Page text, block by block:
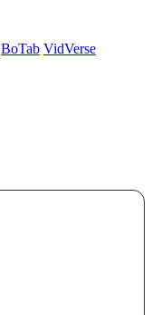
BoTab VidVerse